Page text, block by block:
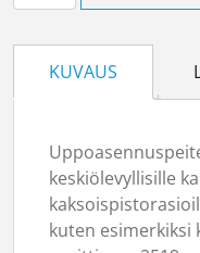
KUVAUS
keskiölevyllisille
kuten esimerkiksi